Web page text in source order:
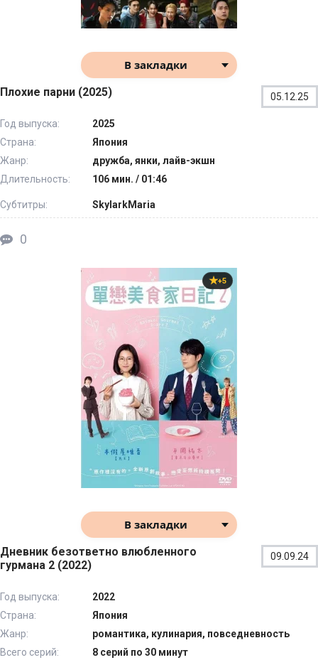
В закладки
Плохие парни (2025) 05.12.25
Год выпуска:
2025
Страна:
Япония
Жанр:
дружба, янки, лайв-экшн
Длительность:
106 мин. / 01:46
Субтитры: SkylarkMaria
0
+5
В закладки
Дневник безответно влюбленного
гурмана 2 (2022)
09.09.24
Год выпуска:
2022
Страна:
Япония
Жанр:
романтика, кулинария, повседневность
Всего серий:
8 серий по 30 минут